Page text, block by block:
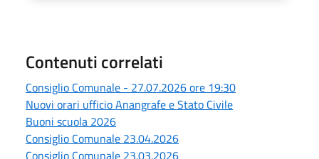
Contenuti correlati
Consiglio Comunale - 27.07.2026 ore 19:30
Nuovi orari ufficio Anangrafe e Stato Civile
Buoni scuola 2026
Consiglio Comunale 23.04.2026
Consiglio Comunale 23.03.2026